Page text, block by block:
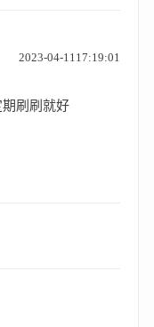
2023-04-1117:19:01
刷刷就好